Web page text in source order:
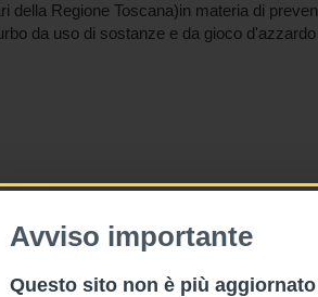
Avviso importante
Questo sito non è più aggiornato
della Regione Toscana)in materia di
da uso di sostanze e da gioco